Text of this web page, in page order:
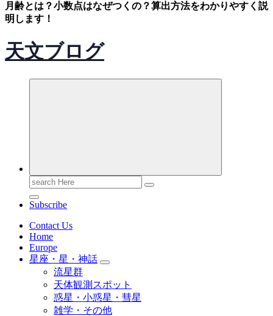
月齢とは？小数点はなぜつくの？算出方法をわかりやすく説
明します！
天文ブログ
Search
for:
Subscribe
Contact Us
Home
Europe
星座・星・神話
流星群
天体観測スポット
惑星・小惑星・彗星
雑学・その他